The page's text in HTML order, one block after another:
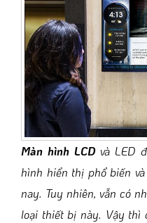
Màn hình LCDvà LED
hình hiển thị phổ biến
nay. Tuy nhiên, vẫn có
loại thiết bị này. Vậy thì